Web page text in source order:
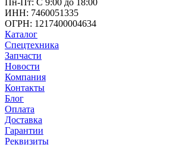
ИНН: 7460051335
ОГРН: 1217400004634
Каталог
Спецтехника
Запчасти
Новости
Компания
Контакты
Блог
Оплата
Доставка
Гарантии
Реквизиты